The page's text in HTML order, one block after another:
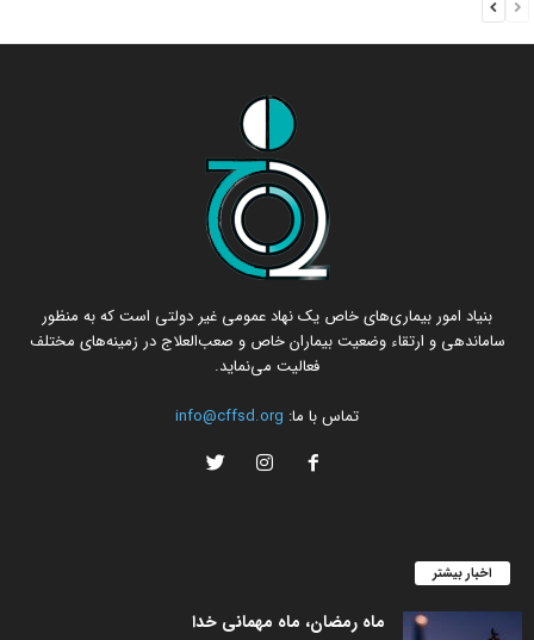
بنیاد امور بیماری‌های خاص یک نهاد عمومی غیر دولتی است که به منظور
ساماندهی و ارتقاء وضعیت بیماران خاص و صعب‌العلاج در زمینه‌های مختلف
فعالیت می‌نماید.
تماس با ما: info@cffsd.org
اخبار بیشتر
ماه رمضان، ماه مهمانی خدا